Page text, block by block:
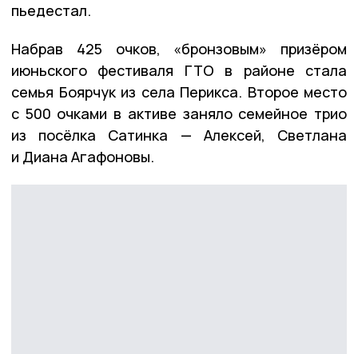
пьедестал.
Набрав 425 очков, «бронзовым» призёром
июньского фестиваля ГТО в районе стала
семья Боярчук из села Перикса. Второе место
с 500 очками в активе заняло семейное трио
из посёлка Сатинка — Алексей, Светлана
и Диана Агафоновы.